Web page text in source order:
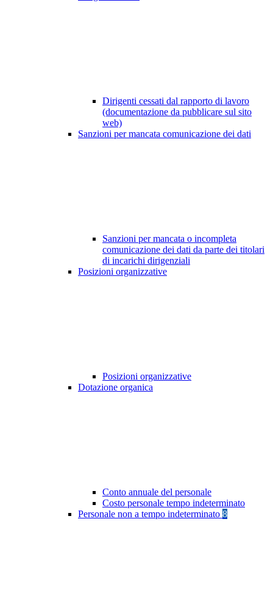
Dirigenti cessati dal rapporto di lavoro
(documentazione da pubblicare sul sito
web)
Sanzioni per mancata comunicazione dei dati
Sanzioni per mancata o incompleta
comunicazione dei dati da parte dei titolari
di incarichi dirigenziali
Posizioni organizzative
Posizioni organizzative
Dotazione organica
Conto annuale del personale
Costo personale tempo indeterminato
Personale non a tempo indeterminato 8